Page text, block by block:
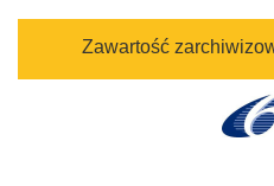
Zawartość